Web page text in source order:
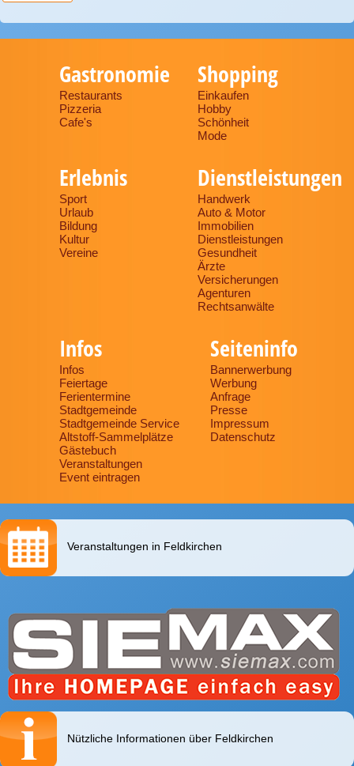
Gastronomie
Restaurants
Pizzeria
Cafe's
Shopping
Einkaufen
Hobby
Schönheit
Mode
Erlebnis
Sport
Urlaub
Bildung
Kultur
Vereine
Dienstleistungen
Handwerk
Auto & Motor
Immobilien
Dienstleistungen
Gesundheit
Ärzte
Versicherungen
Agenturen
Rechtsanwälte
Infos
Infos
Feiertage
Ferientermine
Stadtgemeinde
Stadtgemeinde Service
Altstoff-Sammelplätze
Gästebuch
Veranstaltungen
Event eintragen
Seiteninfo
Bannerwerbung
Werbung
Anfrage
Presse
Impressum
Datenschutz
Veranstaltungen in Feldkirchen
Nützliche Informationen über Feldkirchen